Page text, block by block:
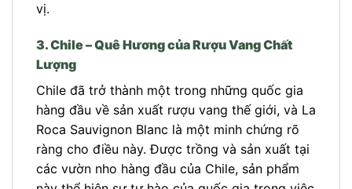
vị.
3. Chile – Quê Hương của Rượu Vang Chất
Lượng
Chile đã trở thành một trong những quốc gia
hàng đầu về sản xuất rượu vang thế giới, và La
Roca Sauvignon Blanc là một minh chứng rõ
ràng cho điều này. Được trồng và sản xuất tại
các vườn nho hàng đầu của Chile, sản phẩm